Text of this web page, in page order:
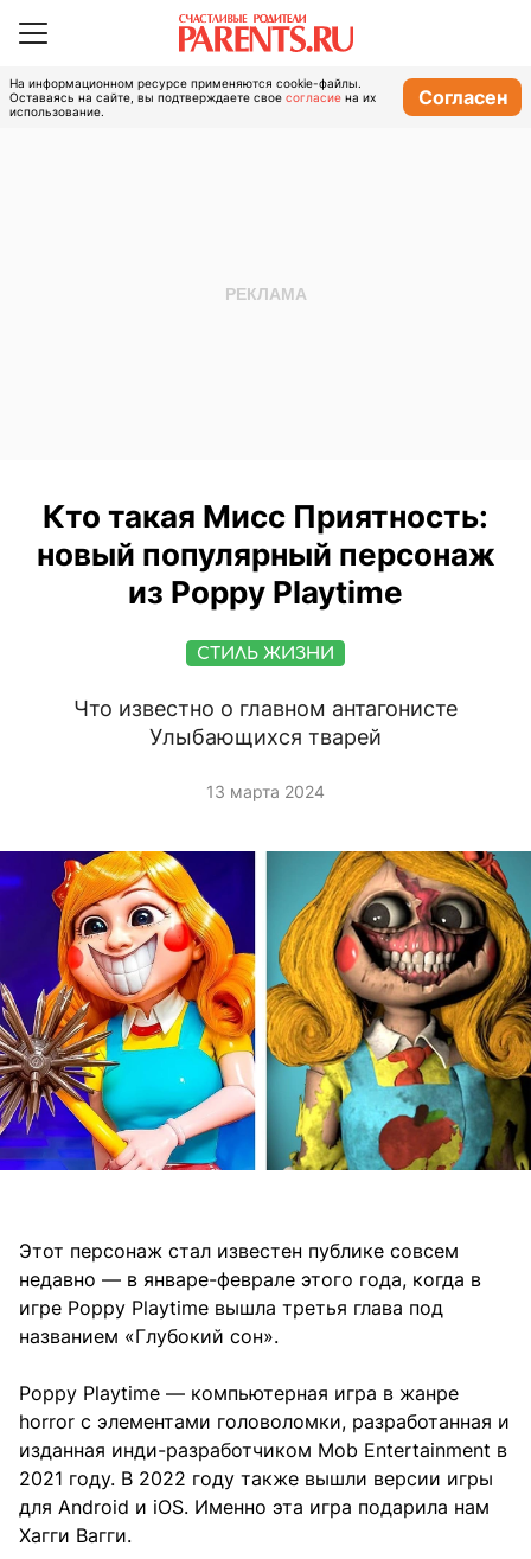
На информационном ресурсе применяются cookie-файлы.
Оставаясь на сайте, вы подтверждаете свое согласие на их
использование.
Согласен
Кто такая Мисс Приятность:
новый популярный персонаж
из Poppy Playtime
СТИЛЬ ЖИЗНИ
Что известно о главном антагонисте
Улыбающихся тварей
13 марта 2024
Этот персонаж стал известен публике совсем
недавно — в январе-феврале этого года, когда в
игре Poppy Playtime вышла третья глава под
названием «Глубокий сон».
Poppy Playtime — компьютерная игра в жанре
horror с элементами головоломки, разработанная и
изданная инди-разработчиком Mob Entertainment в
2021 году. В 2022 году также вышли версии игры
для Android и iOS. Именно эта игра подарила нам
Хагги Вагги.